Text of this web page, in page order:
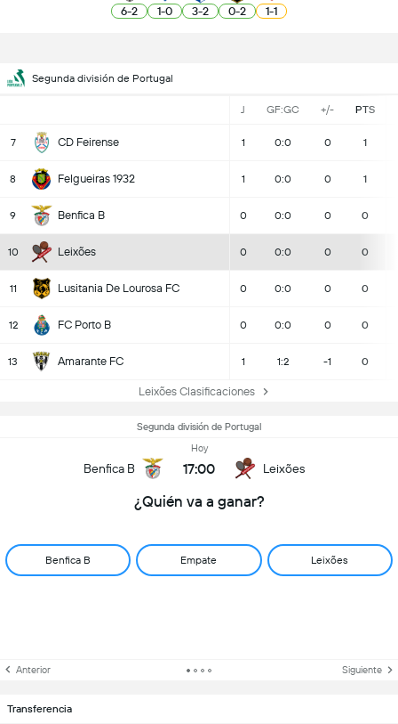
6-2 1-0 3-2 0-2 1-1
Segunda división de Portugal
J GF:GC +/- PTS
7 CD Feirense 1 0:0 0 1
8 Felgueiras 1932 1 0:0 0 1
9 Benfica B 0 0:0 0 0
10 Leixões 0 0:0 0 0
11 Lusitania De Lourosa FC 0 0:0 0 0
12 FC Porto B 0 0:0 0 0
13 Amarante FC 1 1:2 -1 0
Leixões Clasificaciones
Segunda división de Portugal
Benfica B
Hoy
17:00 Leixões
¿Quién va a ganar?
Benfica B Empate Leixões
Anterior Siguiente
Transferencia